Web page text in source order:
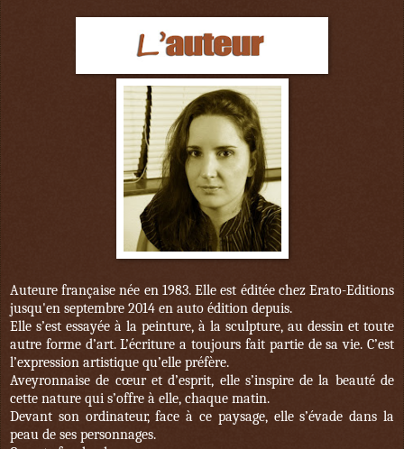
Auteure française née en 1983. Elle est éditée chez Erato-Editions
jusqu'en septembre 2014 en auto édition depuis.
Elle s’est essayée à la peinture, à la sculpture, au dessin et toute
autre forme d’art. L’écriture a toujours fait partie de sa vie. C’est
l’expression artistique qu’elle préfère.
Aveyronnaise de cœur et d’esprit, elle s’inspire de la beauté de
cette nature qui s’offre à elle, chaque matin.
Devant son ordinateur, face à ce paysage, elle s’évade dans la
peau de ses personnages.